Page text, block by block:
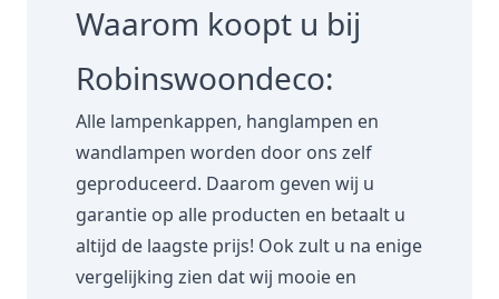
Waarom koopt u bij
Robinswoondeco:
Alle lampenkappen, hanglampen en
wandlampen worden door ons zelf
geproduceerd. Daarom geven wij u
garantie op alle producten en betaalt u
altijd de laagste prijs! Ook zult u na enige
vergelijking zien dat wij mooie en